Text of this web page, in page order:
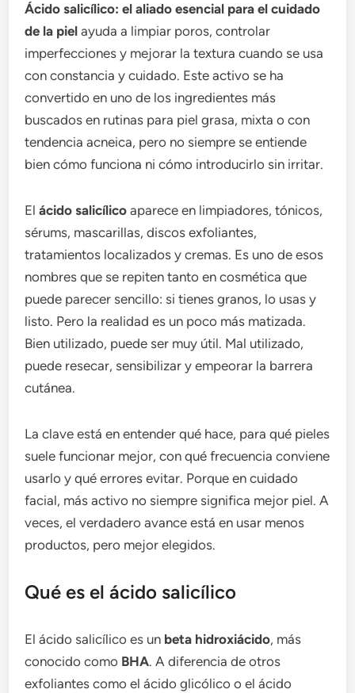
Ácido salicílico: el aliado esencial para el cuidado
de la piel ayuda a limpiar poros, controlar
imperfecciones y mejorar la textura cuando se usa
con constancia y cuidado. Este activo se ha
convertido en uno de los ingredientes más
buscados en rutinas para piel grasa, mixta o con
tendencia acneica, pero no siempre se entiende
bien cómo funciona ni cómo introducirlo sin irritar.
Elácido salicílico aparece en limpiadores, tónicos,
sérums, mascarillas, discos exfoliantes,
tratamientos localizados y cremas. Es uno de esos
nombres que se repiten tanto en cosmética que
puede parecer sencillo: si tienes granos, lo usas y
listo. Pero la realidad es un poco más matizada.
Bien utilizado, puede ser muy útil. Mal utilizado,
puede resecar, sensibilizar y empeorar la barrera
cutánea.
La clave está en entender qué hace, para qué pieles
suele funcionar mejor, con qué frecuencia conviene
usarlo y qué errores evitar. Porque en cuidado
facial, más activo no siempre significa mejor piel. A
veces, el verdadero avance está en usar menos
productos, pero mejor elegidos.
Qué es el ácido salicílico
El ácido salicílico es un beta hidroxiácido, más
conocido como BHA. A diferencia de otros
exfoliantes como el ácido glicólico o el ácido